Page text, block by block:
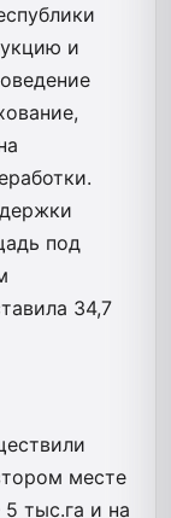
и
под
34,7
месте
тыс.га и на